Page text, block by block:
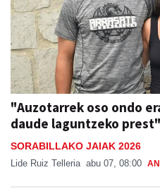
"Auzotarrek oso ondo
daude laguntzeko prest"
SORABILLAKO JAIAK 2026
Lide Ruiz Telleria abu 07, 08:00